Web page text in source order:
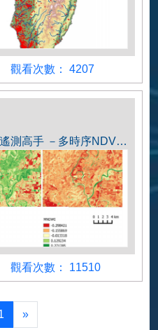
觀看人數
觀看次數： 4207
輕鬆掌握GEE，立即成為遙測高手 －多時序NDVI分析初體驗
觀看人數
觀看次數： 11510
»